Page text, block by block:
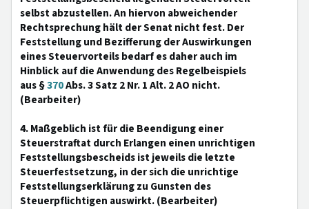
selbst abzustellen. An hiervon abweichender
Rechtsprechung hält der Senat nicht fest. Der
Feststellung und Bezifferung der Auswirkungen
eines Steuervorteils bedarf es daher auch im
Hinblick auf die Anwendung des Regelbeispiels
aus §370Abs. 3 Satz 2 Nr. 1 Alt. 2 AO nicht.
(Bearbeiter)
4. Maßgeblich ist für die Beendigung einer
Steuerstraftat durch Erlangen einen unrichtigen
Feststellungsbescheids ist jeweils die letzte
Steuerfestsetzung, in der sich die unrichtige
Feststellungserklärung zu Gunsten des
Steuerpflichtigen auswirkt. (Bearbeiter)